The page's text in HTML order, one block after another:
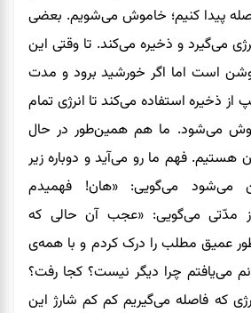
پیدا کنیم؛ خاموش می‌شویم. بعضی
می‌گیرد و ذخیره می‌کند. تا وقتی این
است اما اگر خورشید برود و مدت
از ذخیره استفاده می‌کند تا انرژی تمام
می‌شود. ما هم همین‌طور در حال
فهم ما رو می‌آید و دوباره زیر
می‌شود می‌گویی: «هان! فهمیدم
مدّتی می‌گویی: «عجب آن حالی که
عمیق مطلب را درک کردم و با همه‌ی
می‌یافتم چرا دیگر نیست؟ کجا رفت؟
که فاصله می‌گیریم کم کم شارژ این